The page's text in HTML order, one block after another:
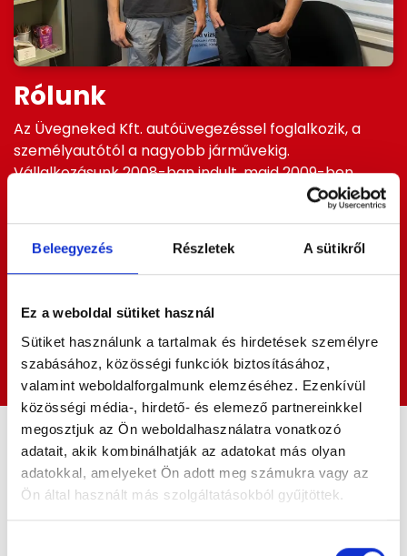
Beleegyezés Részletek A sütikről
Ez a weboldal sütiket használ
Sütiket használunk a tartalmak és hirdetések személyre
szabásához, közösségi funkciók biztosításához,
valamint weboldalforgalmunk elemzéséhez. Ezenkívül
közösségi média-, hirdető- és elemező partnereinkkel
megosztjuk az Ön weboldalhasználatra vonatkozó
adatait, akik kombinálhatják az adatokat más olyan
adatokkal, amelyeket Ön adott meg számukra vagy az
Ön által használt más szolgáltatásokból gyűjtöttek.
Rólunk
Az Üvegneked Kft. autóüvegezéssel foglalkozik, a
személyautótól a nagyobb járművekig.
Vállalkozásunk 2008-ban indult, majd 2009-ben
bővült autóüveges szolgáltatásokkal. Autóüvegezés
mellett mobil üvegcsere is elérhető, így a helyszíni
csere sok esetben megoldható. A célunk az, hogy a
sérülés jellegéhez és az autó típusához illeszkedő
megoldást kapjon, legyen szó javításról, cseréről
vagy fóliázásról. Ha szélvédőcserére lenne szüksége
egyeztetünk egy gyors megoldást.
Bővebben
Kapcsolat
Tekintse meg
referenciáinkat
Autó fóliázás Mobil üvegcsere